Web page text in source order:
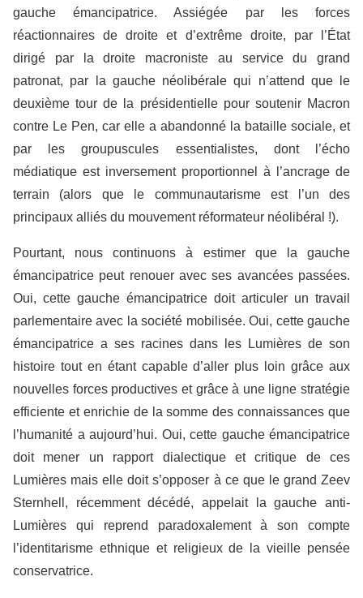
gauche émancipatrice. Assiégée par les forces
réactionnaires de droite et d’extrême droite, par l’État
dirigé par la droite macroniste au service du grand
patronat, par la gauche néolibérale qui n’attend que le
deuxième tour de la présidentielle pour soutenir Macron
contre Le Pen, car elle a abandonné la bataille sociale, et
par lesgroupuscules essentialistes, dont l’écho
médiatique est inversement proportionnel à l’ancrage de
terrain (alors que le communautarisme estl’un des
principaux alliés du mouvement réformateur néolibéral !).
Pourtant, nous continuons à estimer que la gauche
émancipatrice peut renouer avec ses avancées passées.
Oui, cette gauche émancipatrice doit articuler un travail
parlementaire avec la société mobilisée. Oui, cette gauche
émancipatrice a ses racines dans les Lumières de son
histoire tout en étant capable d’aller plus loin grâce aux
nouvelles forces productives et grâce à une ligne stratégie
efficiente et enrichie de la somme des connaissances que
l’humanité a aujourd’hui. Oui, cette gauche émancipatrice
doit mener un rapport dialectique et critique de ces
Lumières mais elle doit s’opposer à ce que le grand Zeev
Sternhell, récemment décédé, appelait la gauche anti-
Lumières qui reprend paradoxalementà son compte
l’identitarisme ethnique et religieux de la vieille pensée
conservatrice.